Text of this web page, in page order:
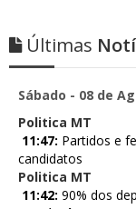
Últimas
Sábado - 08 de
Politica MT
11:47: Partidos e
candidatos
Politica MT
11:42: 90% dos